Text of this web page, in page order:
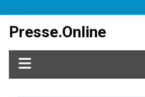
content
Presse.Online